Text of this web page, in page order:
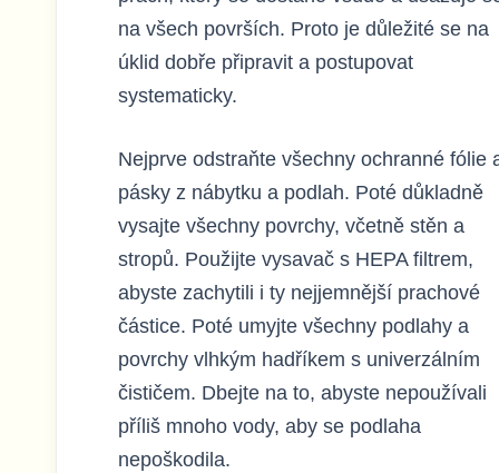
na všech površích. Proto je důležité se na
úklid dobře připravit a postupovat
systematicky.
Nejprve odstraňte všechny ochranné fólie
pásky z nábytku a podlah. Poté důkladně
vysajte všechny povrchy, včetně stěn a
stropů. Použijte vysavač s HEPA filtrem,
abyste zachytili i ty nejjemnější prachové
částice. Poté umyjte všechny podlahy a
povrchy vlhkým hadříkem s univerzálním
čističem. Dbejte na to, abyste nepoužívali
příliš mnoho vody, aby se podlaha
nepoškodila.